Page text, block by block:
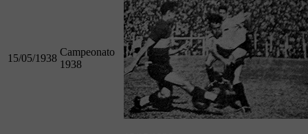
15/05/1938
Campeonato
1938